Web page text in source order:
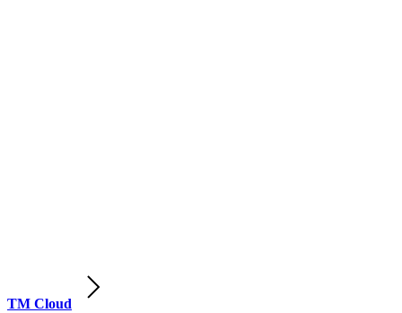
TM Cloud